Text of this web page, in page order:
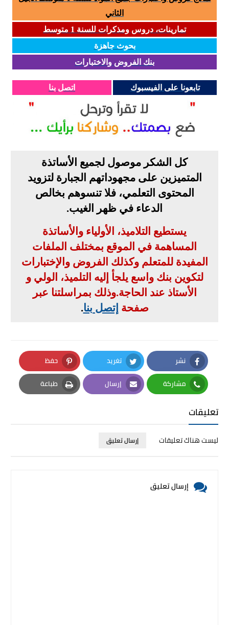
الثاني
تمارينات، دروس ومذكرات للسنة 1 متوسط
بحوث جاهزة
بنك الفروض والاختبارات
تابعونا على الفيسبوك اتصل بنا
كل الشكر موصول لجميع الأساتذة
المتميزين على مجهوداتهم الجبارة لتزويد
المحتوى التعلمي، فلا تنسوهم بخالص
الدعاء في ظهر الغيب.
يستطيع التلاميذ، الأولياء والأساتذة
المساهمة في الموقع بمختلف الملفات
المفيدة للمتعلم وكذلك الفروض والإختبارات
لتكوين بنك واسع يلجأ إليه التلميذ، الولي و
الأستاذ عند الحاجة.وذلك بمراسلتنا عبر
صفحة إتصل بنا.
نشر
Facebook
تغريد
Twitter
حفظ
Pinterest
مشاركة
Whatsapp
إرسال
Email
طباعة
Print
تعليقات
ليست هناك تعليقات إرسال تعليق
إرسال تعليق